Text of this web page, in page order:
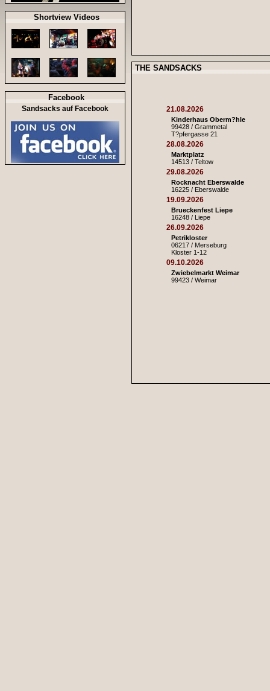
Shortview Videos
Facebook
Sandsacks auf Facebook
THE SANDSACKS
21.08.2026
Kinderhaus Oberm?hle
99428 / Grammetal
T?pfergasse 21
28.08.2026
Marktplatz
14513 / Teltow
29.08.2026
Rocknacht Eberswalde
16225 / Eberswalde
19.09.2026
Brueckenfest Liepe
16248 / Liepe
26.09.2026
Petrikloster
06217 / Merseburg
Kloster 1-12
09.10.2026
Zwiebelmarkt Weimar
99423 / Weimar